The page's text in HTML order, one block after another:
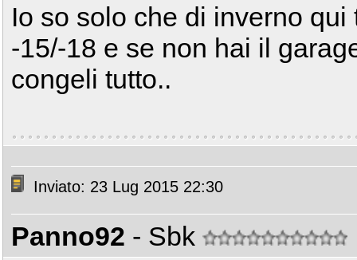
Io so solo che di inverno
-15/-18 e se non hai il
congeli tutto..
Inviato: 23 Lug 2015 22:30
Panno92 - Sbk